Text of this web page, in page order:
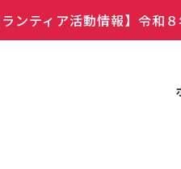
ランティア活動情報】令和